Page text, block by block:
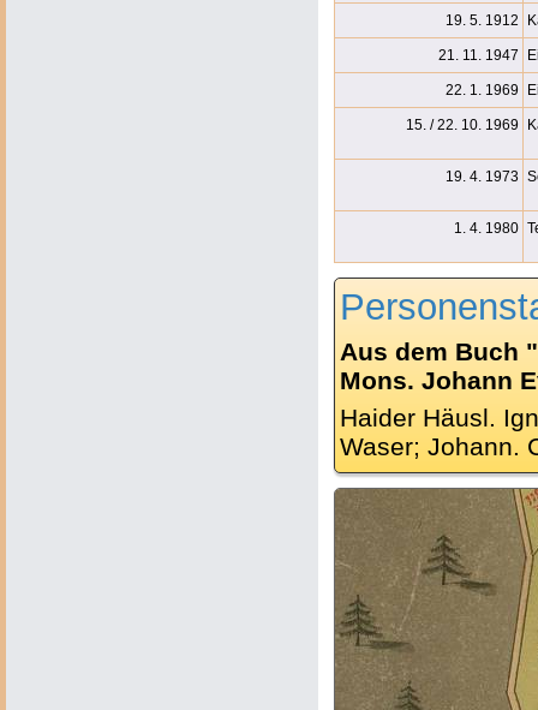
19. 5. 1912
21. 11. 1947
22. 1. 1969
15. / 22. 10. 1969
19. 4. 1973
1. 4. 1980
Aus dem Buch
Mons. Johann
Haider Häusl.
Waser; Johann.